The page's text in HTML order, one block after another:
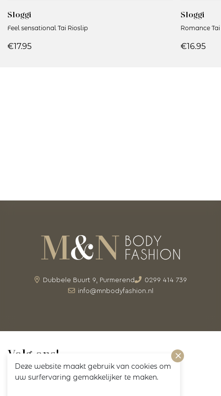
Deze website maakt gebruik van cookies om
uw surfervaring gemakkelijker te maken.
Sloggi
Feel sensational Tai Rioslip
€17.95
Sloggi
Romance
€16.95
Dubbele Buurt 9, Purmerend
0299 414 739
info@mnbodyfashion.nl
Volg ons!